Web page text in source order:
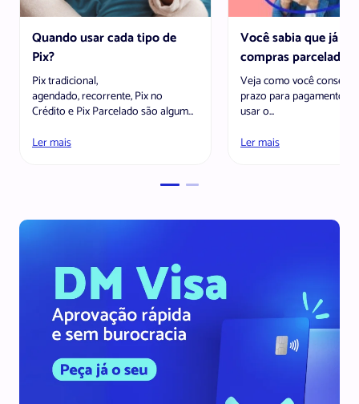
Quando usar cada tipo de
Pix?
Pix tradicional,
agendado, recorrente, Pix no
Crédito e Pix Parcelado são algumas
Ler mais
Você sabia que já
compras parceladas...
Veja como você
prazo para pagamento
usar o...
Ler mais